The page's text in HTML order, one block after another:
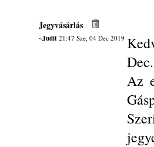
Jegyvásárlás
~Judit21:47 Sze, 04 Dec 2019
Az